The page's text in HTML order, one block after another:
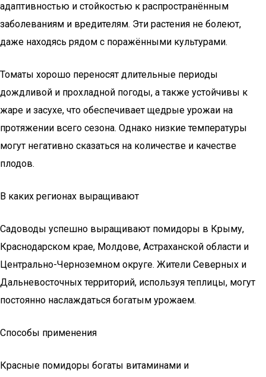
адаптивностью и стойкостью к распространённым
заболеваниям и вредителям. Эти растения не болеют,
даже находясь рядом с поражёнными культурами.
Томаты хорошо переносят длительные периоды
дождливой и прохладной погоды, а также устойчивы к
жаре и засухе, что обеспечивает щедрые урожаи на
протяжении всего сезона. Однако низкие температуры
могут негативно сказаться на количестве и качестве
плодов.
В каких регионах выращивают
Садоводы успешно выращивают помидоры в Крыму,
Краснодарском крае, Молдове, Астраханской области и
Центрально-Черноземном округе. Жители Северных и
Дальневосточных территорий, используя теплицы, могут
постоянно наслаждаться богатым урожаем.
Способы применения
Красные помидоры богаты витаминами и